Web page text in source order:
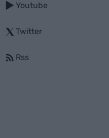
Youtube
Twitter
Rss